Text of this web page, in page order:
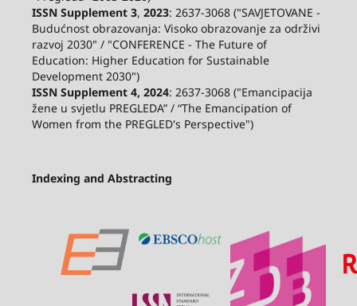
ISSN Supplement 3, 2023: 2637-3068 ("SAVJETOVANE -
Budućnost obrazovanja: Visoko obrazovanje za održivi
razvoj 2030" / "CONFERENCE - The Future of
Education: Higher Education for Sustainable
Development 2030")
ISSN Supplement 4, 2024: 2637-3068 ("Emancipacija
žene u svjetlu PREGLEDA” / “The Emancipation of
Women from the PREGLED's Perspective")
Indexing and Abstracting